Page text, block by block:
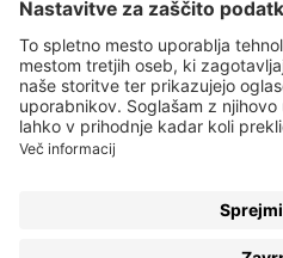
SPF 30
Senčila za oči
Tekoči puder
Ličenje povešenih vek
Kako povečati oči